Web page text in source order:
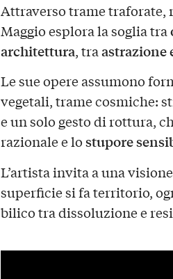
Attraverso trame traforate,
Maggio esplora la soglia tra
architettura, traastrazione
Le sue opere assumono
vegetali, trame cosmiche:
e un solo gesto di rottura,
razionale e lostupore
L’artista invita a una
superficie si fa territorio,
bilico tra dissoluzione e